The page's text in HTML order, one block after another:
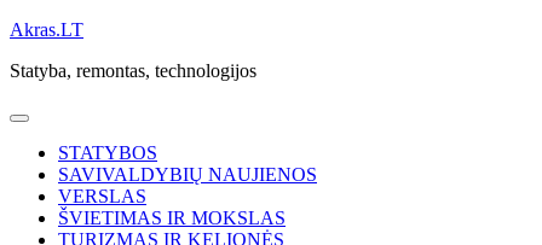
Skip
content
Akras.LT
Statyba, remontas, technologijos
STATYBOS
SAVIVALDYBIŲ NAUJIENOS
VERSLAS
ŠVIETIMAS IR MOKSLAS
TURIZMAS IR KELIONĖS